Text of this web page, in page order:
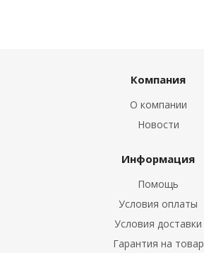
Компания
О компании
Новости
Информация
Помощь
Условия оплаты
Условия доставки
Гарантия на товар